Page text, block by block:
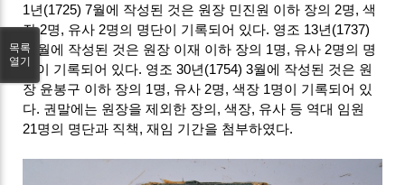
1년(1725) 7월에 작성된 것은 원장 민진원 이하 장의 2명, 색
장 2명, 유사 2명의 명단이 기록되어 있다. 영조 13년(1737)
10월에 작성된 것은 원장 이재 이하 장의 1명, 유사 2명의 명
단이 기록되어 있다. 영조 30년(1754) 3월에 작성된 것은 원
장 윤봉구 이하 장의 1명, 유사 2명, 색장 1명이 기록되어 있
다. 권말에는 원장을 제외한 장의, 색장, 유사 등 역대 임원
21명의 명단과 직책, 재임 기간을 첨부하였다.
목록
열기